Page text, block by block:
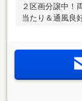
２区画分譲中！
当たり＆通風良